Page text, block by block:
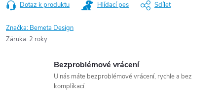
Dotaz k produktu Hlídací pes Sdílet
Značka: Bemeta Design
Záruka: 2 roky
Bezproblémové vrácení
U nás máte bezproblémové vrácení, rychle a bez
komplikací.